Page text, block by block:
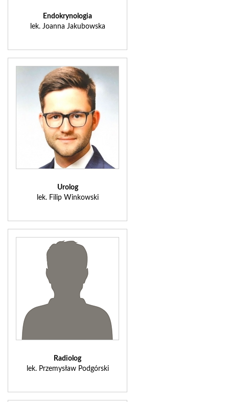
Endokrynologia
lek. Joanna Jakubowska
Urolog
lek. Filip Winkowski
Radiolog
lek. Przemysław Podgórski